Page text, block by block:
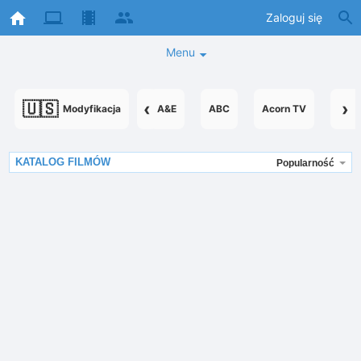
Zaloguj się
Menu
🇺🇸 Modyfikacja ‹ ›
A&E ABC Acorn TV
KATALOG FILMÓW Popularność